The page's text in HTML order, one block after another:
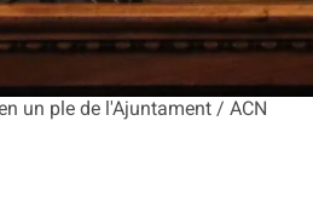
un ple de l'Ajuntament / ACN